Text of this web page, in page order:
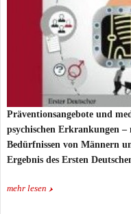
Präventionsangebote und
psychischen Erkrankungen –
Bedürfnissen von Männern
Ergebnis des Ersten
mehr lesen